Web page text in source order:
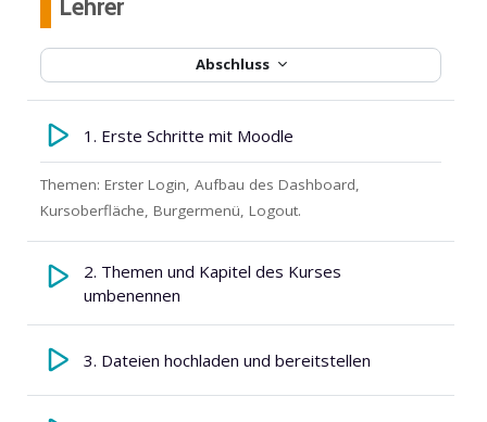
Abschluss
Lehrer
1. Erste Schritte mit Moodle
Themen: Erster Login, Aufbau des Dashboard,
Kursoberfläche, Burgermenü, Logout.
2. Themen und Kapitel des Kurses
umbenennen
3. Dateien hochladen und bereitstellen